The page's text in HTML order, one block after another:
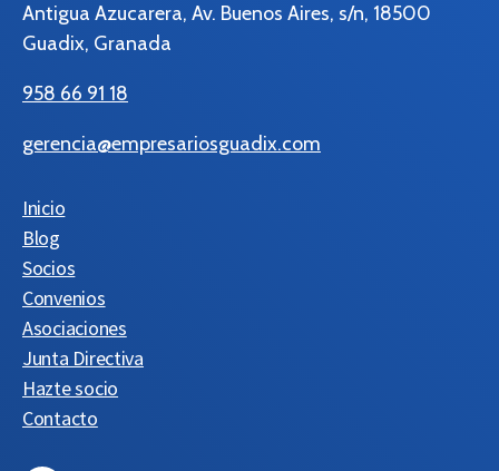
Antigua Azucarera, Av. Buenos Aires, s/n, 18500
Guadix, Granada
958 66 91 18
gerencia@empresariosguadix.com
Inicio
Blog
Socios
Convenios
Asociaciones
Junta Directiva
Hazte socio
Contacto